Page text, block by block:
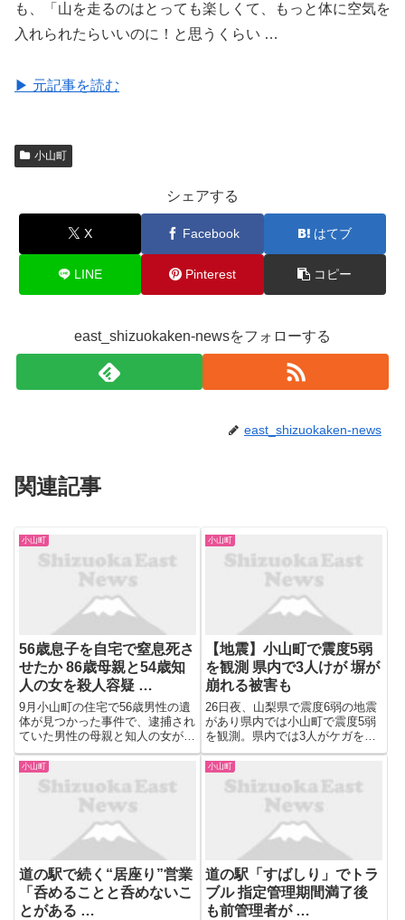
も、「山を走るのはとっても楽しくて、もっと体に空気を
入れられたらいいのに！と思うくらい …
▶ 元記事を読む
小山町
シェアする
X Facebook はてブ
LINE Pinterest コピー
east_shizuokaken-newsをフォローする
east_shizuokaken-news
関連記事
小山町
56歳息子を自宅で窒息死さ
せたか 86歳母親と54歳知
人の女を殺人容疑 …
9月小山町の住宅で56歳男性の遺
体が見つかった事件で、逮捕され
ていた男性の母親と知人の女が男
性を殺害した疑いが強まり警察は
3日、2人を殺人の疑いで逮捕し
ました。 9月小山町の住宅で56歳
男性の遺体が見つかった事件で、
逮捕されていた男性の母親...
小山町
【地震】小山町で震度5弱
を観測 県内で3人けが 塀が
崩れる被害も
26日夜、山梨県で震度6弱の地震
があり県内では小山町で震度5弱
を観測。県内では3人がケガをし
ました。またブロック塀が崩れる
などの被害も確認されています。
小山町
道の駅で続く“居座り”営業
「呑めることと呑めないこ
とがある …
小山町
道の駅「すばしり」でトラ
ブル 指定管理期間満了後
も前管理者が …